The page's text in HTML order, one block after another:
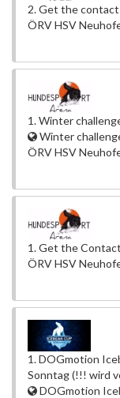
2. Get the
ÖRV HSV
1. Winter
Winter
ÖRV HSV
1. Get the
ÖRV HSV
1. DOGmotion
Sonntag (!!! wird
DOGmotion